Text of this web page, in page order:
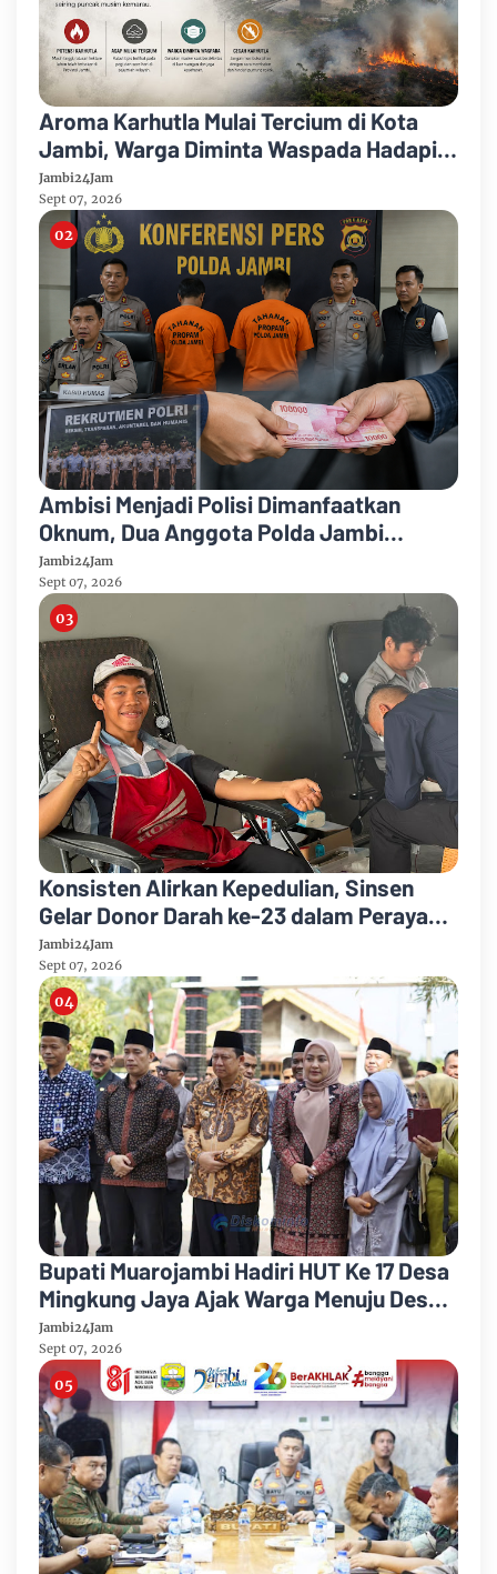
Aroma Karhutla Mulai Tercium di Kota
Jambi, Warga Diminta Waspada Hadapi
Puncak Kemarau
Jambi24Jam
Sept 07, 2026
Ambisi Menjadi Polisi Dimanfaatkan
Oknum, Dua Anggota Polda Jambi
Diduga Tipu Calon Bintara dengan Janji
Kelulusan
Jambi24Jam
Sept 07, 2026
Konsisten Alirkan Kepedulian, Sinsen
Gelar Donor Darah ke-23 dalam Perayaan
Anniversary Sinsen
Jambi24Jam
Sept 07, 2026
Bupati Muarojambi Hadiri HUT Ke 17 Desa
Mingkung Jaya Ajak Warga Menuju Desa
Mandiri 2026
Jambi24Jam
Sept 07, 2026